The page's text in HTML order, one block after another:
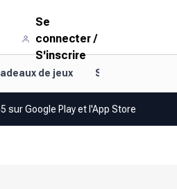
Se
connecter/
S'inscrire
de jeux Style de vie et
sur Google Play et l'App Store